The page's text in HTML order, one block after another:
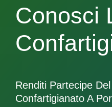
Conosci
Renditi Partecipe
Confartigianato A